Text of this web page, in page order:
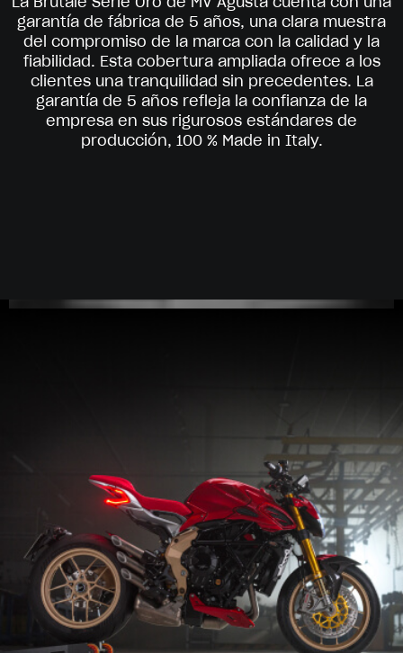
garantía de fábrica de 5 años, una clara muestra
del compromiso de la marca con la calidad y la
fiabilidad. Esta cobertura ampliada ofrece a los
clientes una tranquilidad sin precedentes. La
garantía de 5 años refleja la confianza de la
empresa en sus rigurosos estándares de
producción, 100 % Made in Italy.